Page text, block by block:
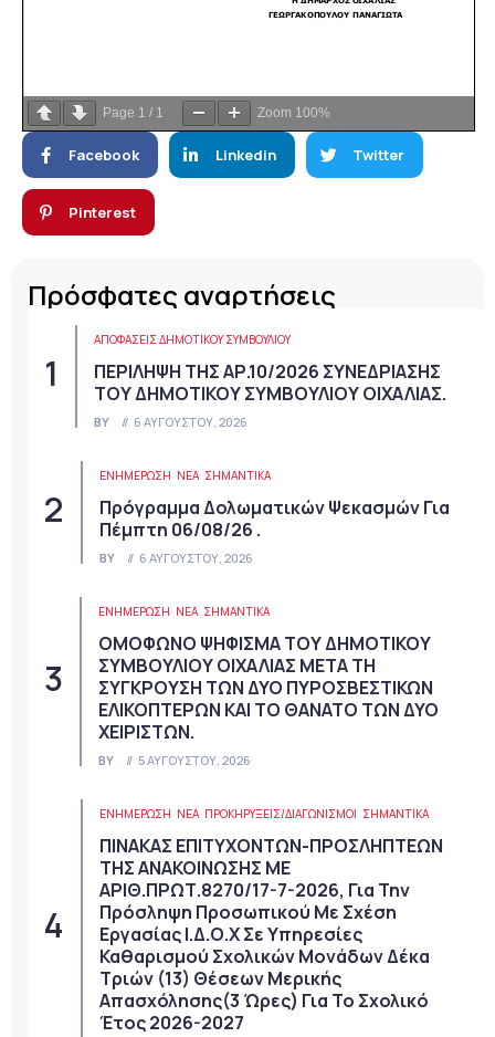
Page 1 / 1 Zoom 100%
Facebook Linkedin Twitter
Pinterest
Πρόσφατες αναρτήσεις
ΑΠΟΦΆΣΕΙΣ ΔΗΜΟΤΙΚΟΎ ΣΥΜΒΟΥΛΊΟΥ
ΠΕΡΙΛΗΨΗ ΤΗΣ ΑΡ.10/2026 ΣΥΝΕΔΡΙΑΣΗΣ
ΤΟΥ ΔΗΜΟΤΙΚΟΥ ΣΥΜΒΟΥΛΙΟΥ ΟΙΧΑΛΙΑΣ.
BY 6 ΑΥΓΟΎΣΤΟΥ, 2026
ΕΝΗΜΕΡΩΣΗ ΝΈΑ ΣΗΜΑΝΤΙΚΆ
Πρόγραμμα Δολωματικών Ψεκασμών Για
Πέμπτη 06/08/26 .
BY 6 ΑΥΓΟΎΣΤΟΥ, 2026
ΕΝΗΜΕΡΩΣΗ ΝΈΑ ΣΗΜΑΝΤΙΚΆ
ΟΜΟΦΩΝΟ ΨΗΦΙΣΜΑ ΤΟΥ ΔΗΜΟΤΙΚΟΥ
ΣΥΜΒΟΥΛΙΟΥ ΟΙΧΑΛΙΑΣ ΜΕΤΑ ΤΗ
ΣΥΓΚΡΟΥΣΗ ΤΩΝ ΔΥΟ ΠΥΡΟΣΒΕΣΤΙΚΩΝ
ΕΛΙΚΟΠΤΕΡΩΝ ΚΑΙ ΤΟ ΘΑΝΑΤΟ ΤΩΝ ΔΥΟ
ΧΕΙΡΙΣΤΩΝ.
BY 5 ΑΥΓΟΎΣΤΟΥ, 2026
ΕΝΗΜΕΡΩΣΗ ΝΈΑ ΠΡΟΚΗΡΎΞΕΙΣ/ΔΙΑΓΩΝΙΣΜΟΊ ΣΗΜΑΝΤΙΚΆ
ΠΙΝΑΚΑΣ ΕΠΙΤΥΧΟΝΤΩΝ-ΠΡΟΣΛΗΠΤΕΩΝ
ΤΗΣ ΑΝΑΚΟΙΝΩΣΗΣ ΜΕ
ΑΡΙΘ.ΠΡΩΤ.8270/17-7-2026, Για Την
Πρόσληψη Προσωπικού Με Σχέση
Εργασίας Ι.Δ.Ο.Χ Σε Υπηρεσίες
Καθαρισμού Σχολικών Μονάδων Δέκα
Τριών (13) Θέσεων Μερικής
Απασχόλησης(3 Ώρες) Για Το Σχολικό
Έτος 2026-2027